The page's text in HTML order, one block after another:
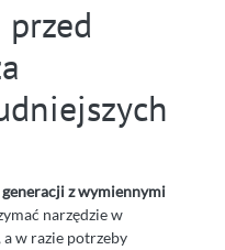
z wymiennymi
narzędzie w
a w razie potrzeby